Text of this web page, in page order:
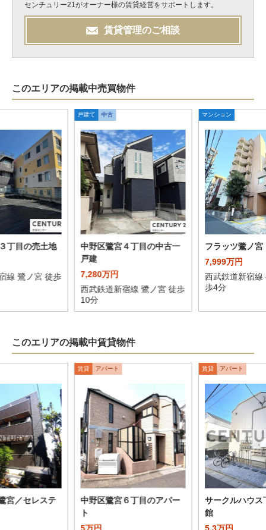
センチュリー21がオーナー様の賃貸経営をサポートします。
賃貸管理のご相談
このエリアの掲載中売買物件
丁目の売土地
線 鷺ノ宮 徒歩
戸建て 中古
中野区鷺宮４丁目の中古一
戸建
7,280万円
西武鉄道新宿線 鷺ノ宮 徒歩
10分
マンション
フラッツ鷺ノ宮
7,999万円
西武鉄道新宿線
歩4分
このエリアの掲載中賃貸物件
宮／セレステ
賃貸 アパート
中野区鷺宮６丁目のアパー
ト
賃貸 アパート
サークルハウス
館